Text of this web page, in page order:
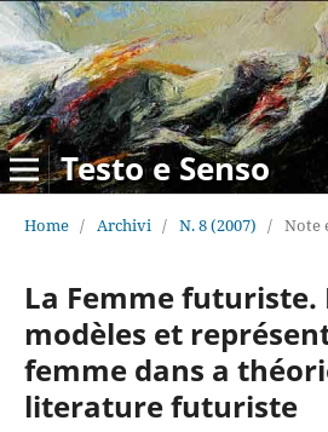
Testo e Senso
Home / Archivi / N. 8 (2007) / Note
La Femme futuriste.
modèles et
femme dans a
literature futuriste